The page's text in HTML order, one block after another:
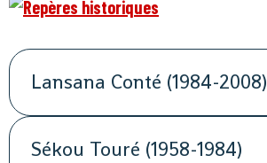
Lansana Conté (1984-2008)
Sékou Touré (1958-1984)